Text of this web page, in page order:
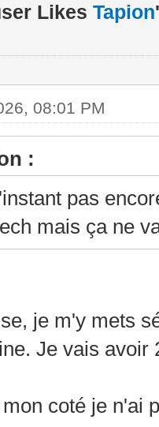
Likes Tapion
08:01 PM
:
pas
mais ça ne
je m'y mets
Je vais avoir
coté je n'ai